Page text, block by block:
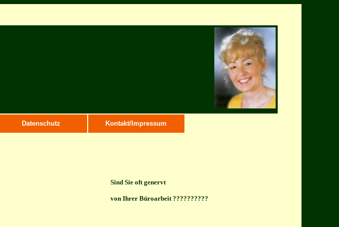
Datenschutz Kontakt/Impressum
Sind Sie oft genervt
von Ihrer Büroarbeit ??????????